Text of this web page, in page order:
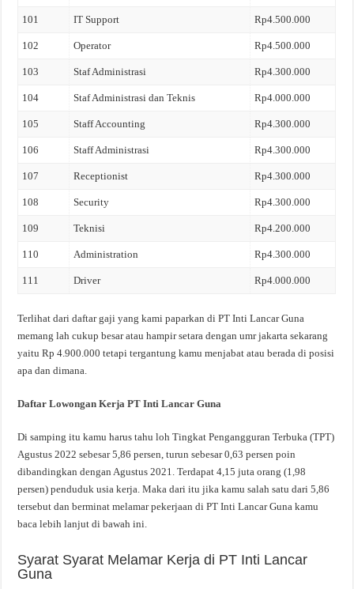
101 IT Support Rp4.500.000
102 Operator Rp4.500.000
103 Staf Administrasi Rp4.300.000
104 Staf Administrasi dan Teknis Rp4.000.000
105 Staff Accounting Rp4.300.000
106 Staff Administrasi Rp4.300.000
107 Receptionist Rp4.300.000
108 Security Rp4.300.000
109 Teknisi Rp4.200.000
110 Administration Rp4.300.000
111 Driver Rp4.000.000
Terlihat dari daftar gaji yang kami paparkan di PT Inti Lancar Guna
memang lah cukup besar atau hampir setara dengan umr jakarta sekarang
yaitu Rp 4.900.000 tetapi tergantung kamu menjabat atau berada di posisi
apa dan dimana.
Daftar Lowongan Kerja PT Inti Lancar Guna
Di samping itu kamu harus tahu loh Tingkat Pengangguran Terbuka (TPT)
Agustus 2022 sebesar 5,86 persen, turun sebesar 0,63 persen poin
dibandingkan dengan Agustus 2021. Terdapat 4,15 juta orang (1,98
persen) penduduk usia kerja. Maka dari itu jika kamu salah satu dari 5,86
tersebut dan berminat melamar pekerjaan di PT Inti Lancar Guna kamu
baca lebih lanjut di bawah ini.
Syarat Syarat Melamar Kerja di PT Inti Lancar
Guna